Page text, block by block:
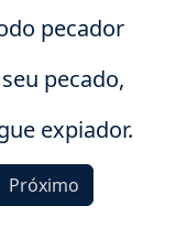
pecador
pecado,
expiador.
Próximo